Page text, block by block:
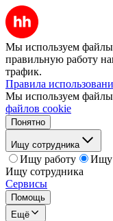
Мы используем файлы
правильную работу
трафик.
Правила
Мы используем файлы
файлов cookie
Понятно
Ищу сотрудника
Ищу работу
Ищу
Ищу сотрудника
Сервисы
Помощь
Ещё